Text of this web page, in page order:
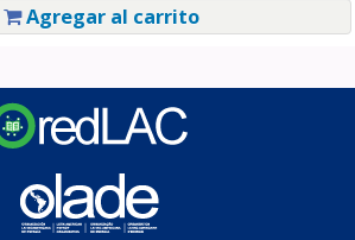
Agregar al carrito